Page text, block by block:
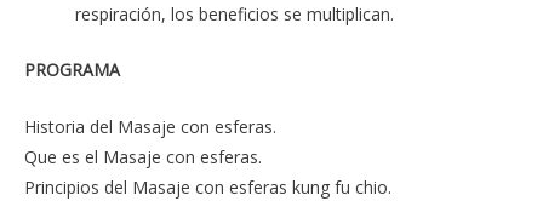
respiración, los beneficios se multiplican.
PROGRAMA
Historia del Masaje con esferas.
Que es el Masaje con esferas.
Principios del Masaje con esferas kung fu chio.